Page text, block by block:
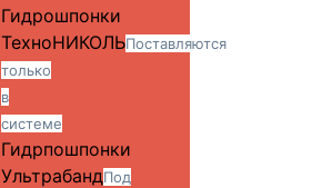
Гидрошпонки
ТехноНИКОЛЬПоставляются
только
в
системе
Гидрпошпонки
УльтрабандПод